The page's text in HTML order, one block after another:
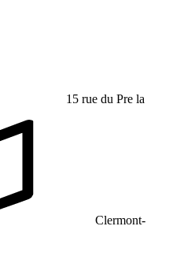
15 rue du Pre la
Clermont-